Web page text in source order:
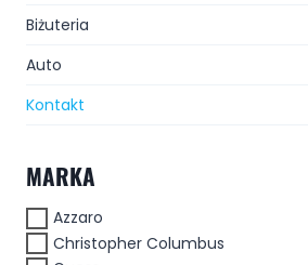
Biżuteria
Auto
Kontakt
MARKA
Azzaro
Christopher Columbus